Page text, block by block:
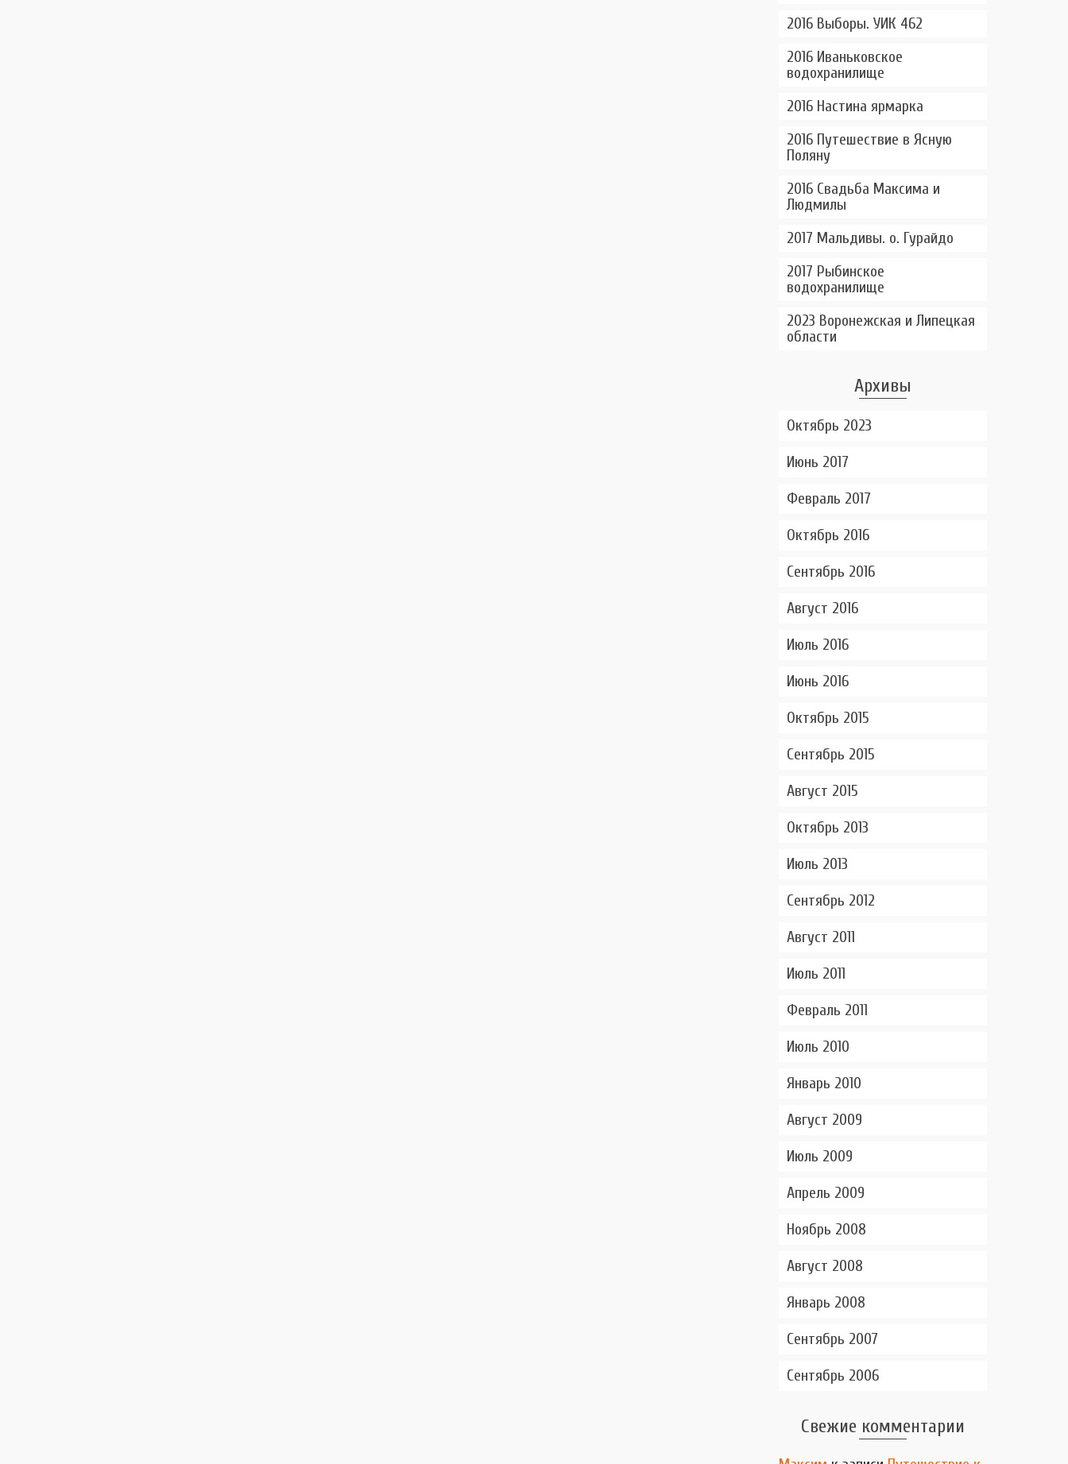
2016 Выборы. УИК 462
2016 Иваньковское
водохранилище
2016 Настина ярмарка
2016 Путешествие в Ясную
Поляну
2016 Свадьба Максима и
Людмилы
2017 Мальдивы. о. Гурайдо
2017 Рыбинское
водохранилище
2023 Воронежская и Липецкая
области
Архивы
Октябрь 2023
Июнь 2017
Февраль 2017
Октябрь 2016
Сентябрь 2016
Август 2016
Июль 2016
Июнь 2016
Октябрь 2015
Сентябрь 2015
Август 2015
Октябрь 2013
Июль 2013
Сентябрь 2012
Август 2011
Июль 2011
Февраль 2011
Июль 2010
Январь 2010
Август 2009
Июль 2009
Апрель 2009
Ноябрь 2008
Август 2008
Январь 2008
Сентябрь 2007
Сентябрь 2006
Свежие комментарии